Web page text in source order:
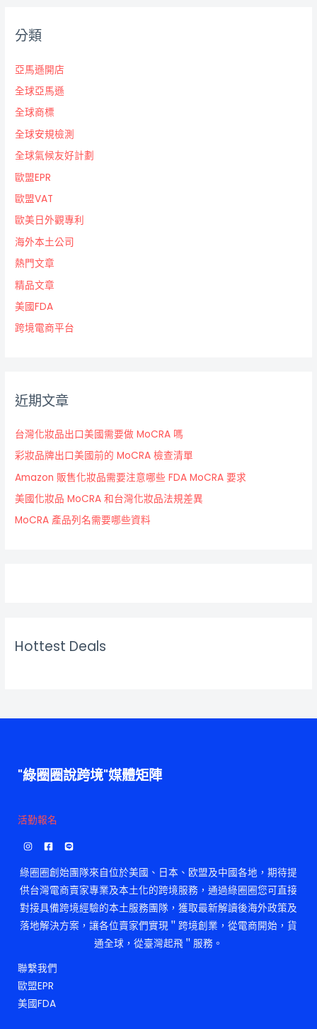
分類
亞馬遜開店
全球亞馬遜
全球商標
全球安規檢測
全球氣候友好計劃
歐盟EPR
歐盟VAT
歐美日外觀專利
海外本土公司
熱門文章
精品文章
美國FDA
跨境電商平台
近期文章
台灣化妝品出口美國需要做 MoCRA 嗎
彩妝品牌出口美國前的 MoCRA 檢查清單
Amazon 販售化妝品需要注意哪些 FDA MoCRA 要求
美國化妝品 MoCRA 和台灣化妝品法規差異
MoCRA 產品列名需要哪些資料
Hottest Deals
"綠圈圈說跨境"媒體矩陣
活勤報名
綠圈圈創始團隊來自位於美國、日本、欧盟及中國各地，期待提
供台灣電商賣家專業及本土化的跨境服務，通過綠圈圈您可直接
對接具備跨境經驗的本土服務團隊，獲取最新解讀後海外政策及
落地解決方案，讓各位賣家們實現＂跨境創業，從電商開始，貨
通全球，從臺灣起飛＂服務。
聯繫我們
歐盟EPR
美國FDA